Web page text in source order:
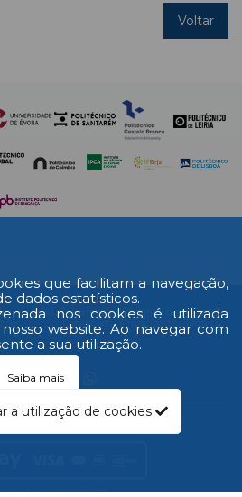
que facilitam a navegação,
dados estatísticos.
nos cookies é utilizada
website. Ao navegar com
a sua utilização.
Saiba mais
a utilização de cookies
Voltar
RAL
Termos e
Condições
Política de
Ficha
por